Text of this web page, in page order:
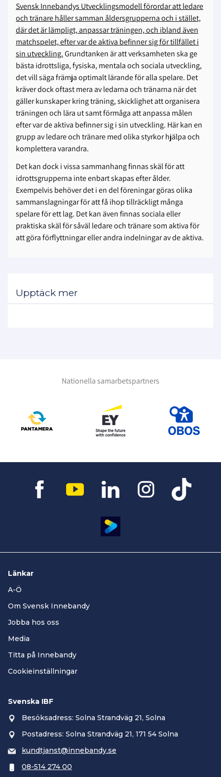
Svensk Innebandys Utvecklingsmodell förordar att ledare
och tränare håller samman åldersgrupperna och i stället,
där det är lämpligt, anpassar träningen, och ibland även
matchspelet, efter var de aktiva befinner sig för tillfället i
sin utveckling.Grundtanken är att verksamheten ska ge
bästa idrottsliga, fysiska, mentala och sociala utveckling,
det vill säga främja optimalt lärande för alla spelare. Det
kräver dock oftast mera av ledarna och tränarna när det
gäller kunskaper kring träning, skicklighet att organisera
träningen och lära ut samt förmåga att anpassa målen
efter var de aktiva befinner sig i sin utveckling. Här kan en
grupp av ledare och tränare med olika styrkor hjälpa och
komplettera varandra.
Det kan dock i vissa sammanhang finnas skäl för att
idrottsgrupperna inte enbart skapas efter ålder.
Exempelvis behöver det i en del föreningar göras olika
sammanslagningar för att få ihop tillräckligt många
spelare för ett lag. Det kan även finnas sociala eller
praktiska skäl för såväl ledare och tränare som aktiva för
att göra förflyttningar eller andra indelningar av de aktiva.
Upptäck mer
Nationella samarbetspartners
Länkar
A-Ö
Om Svensk Innebandy
Jobba hos oss
Media
Titta på Innebandy
Cookieinställningar
Svenska IBF
Besöksadress: Solna Strandväg 21, Solna
Postadress: Solna Strandväg 21, 171 54 Solna
kundtjanst@innebandy.se
08-514 274 00